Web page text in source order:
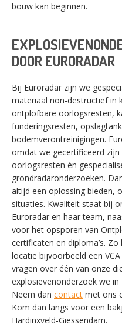
bouw kan beginnen.
DOOR EURORADAR
Bij Euroradar zijn we
materiaal non-destructief in
ontplofbare oorlogsresten,
funderingsresten,
bodemverontreinigingen.
omdat we gecertificeerd
oorlogsresten én
grondradaronderzoeken.
altijd een oplossing bieden,
situaties. Kwaliteit staat bij
Euroradar en haar team,
voor het opsporen van
certificaten en diploma’s.
locatie bijvoorbeeld een
vragen over één van onze
explosievenonderzoek we
Neem dan contact met ons
Kom dan langs voor een
Hardinxveld-Giessendam.
SWITCH